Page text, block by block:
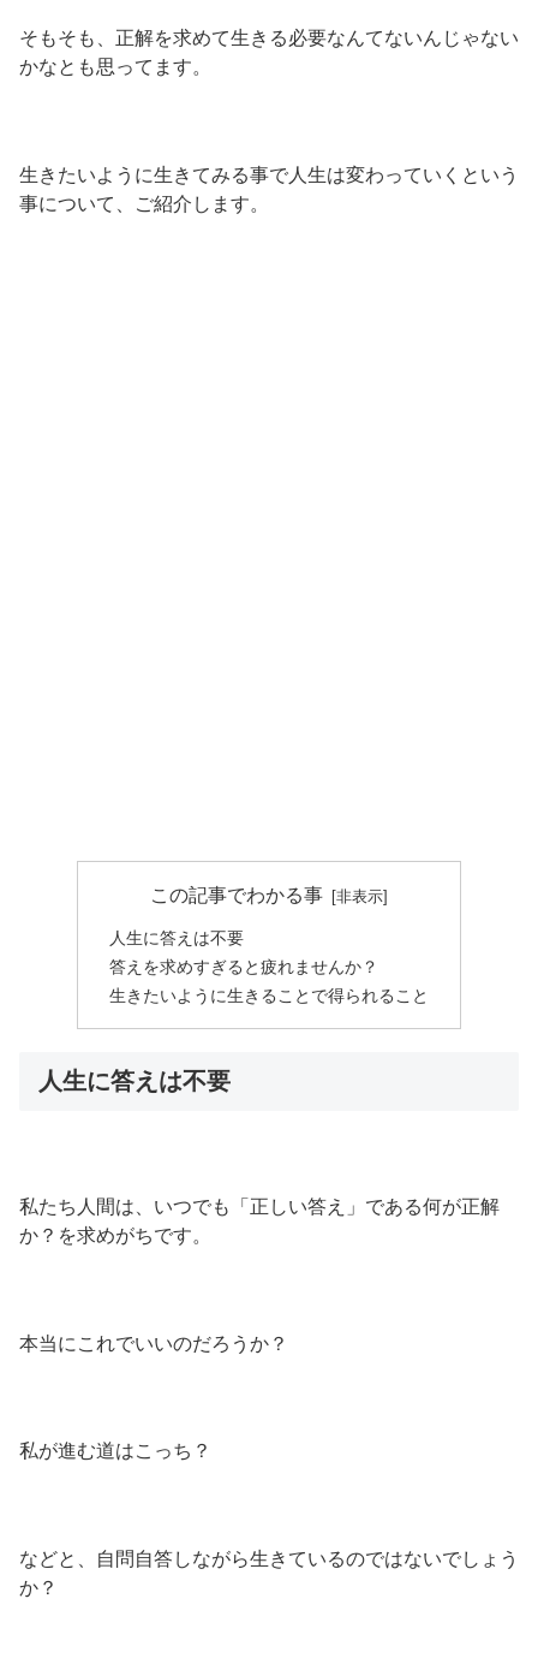
そもそも、正解を求めて生きる必要なんてないんじゃない
かなとも思ってます。
生きたいように生きてみる事で人生は変わっていくという
事について、ご紹介します。
この記事でわかる事
人生に答えは不要
答えを求めすぎると疲れませんか？
生きたいように生きることで得られること
人生に答えは不要
私たち人間は、いつでも「正しい答え」である何が正解
か？を求めがちです。
本当にこれでいいのだろうか？
私が進む道はこっち？
などと、自問自答しながら生きているのではないでしょう
か？